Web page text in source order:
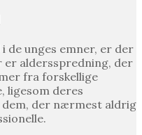
unges emner, er der
er aldersspredning, der
fra forskellige
ligesom deres
der nærmest aldrig